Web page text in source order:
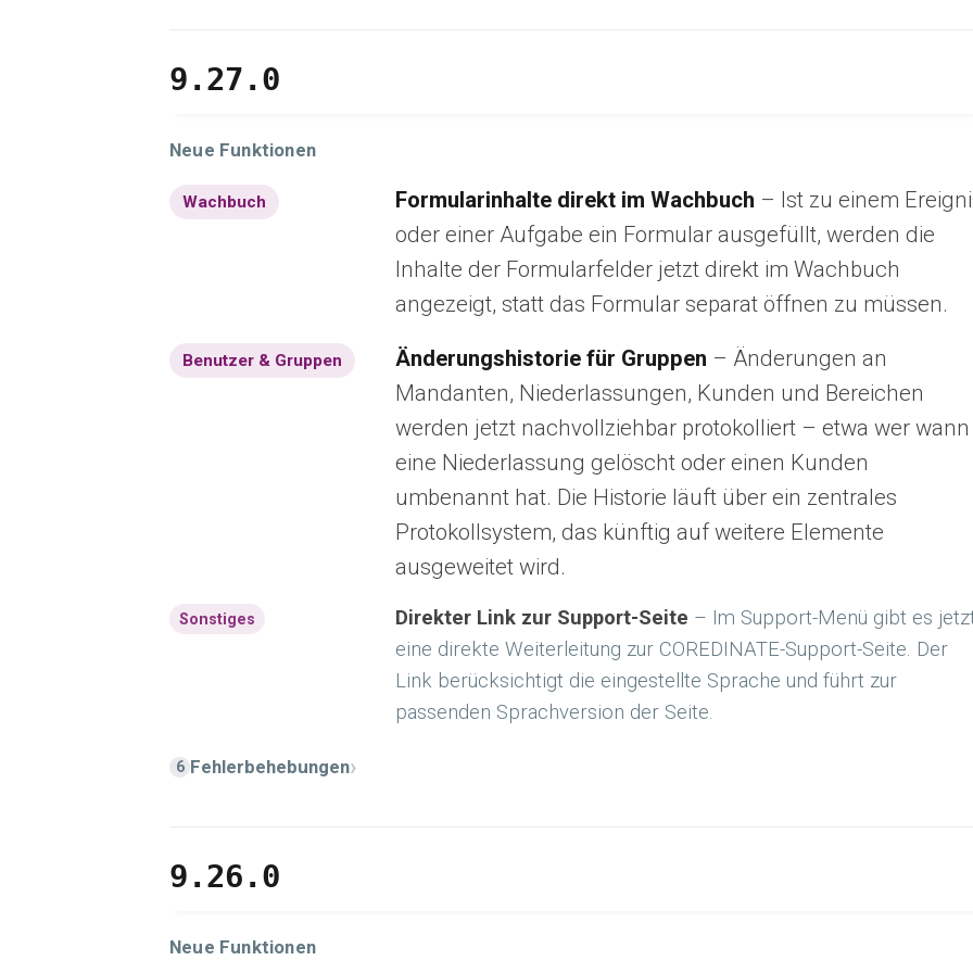
9.27.0
Neue Funktionen
Wachbuch Formularinhalte direkt im Wachbuch – Ist zu einem
oder einer Aufgabe ein Formular ausgefüllt, werden die
Inhalte der Formularfelder jetzt direkt im Wachbuch
angezeigt, statt das Formular separat öffnen zu müssen.
Benutzer & Gruppen Änderungshistorie für Gruppen – Änderungen an
Mandanten, Niederlassungen, Kunden und Bereichen
werden jetzt nachvollziehbar protokolliert – etwa wer wann
eine Niederlassung gelöscht oder einen Kunden
umbenannt hat. Die Historie läuft über ein zentrales
Protokollsystem, das künftig auf weitere Elemente
ausgeweitet wird.
Sonstiges Direkter Link zur Support-Seite – Im Support-Menü gibt es
eine direkte Weiterleitung zur COREDINATE-Support-Seite. Der
Link berücksichtigt die eingestellte Sprache und führt zur
passenden Sprachversion der Seite.
6 Fehlerbehebungen›
9.26.0
Neue Funktionen